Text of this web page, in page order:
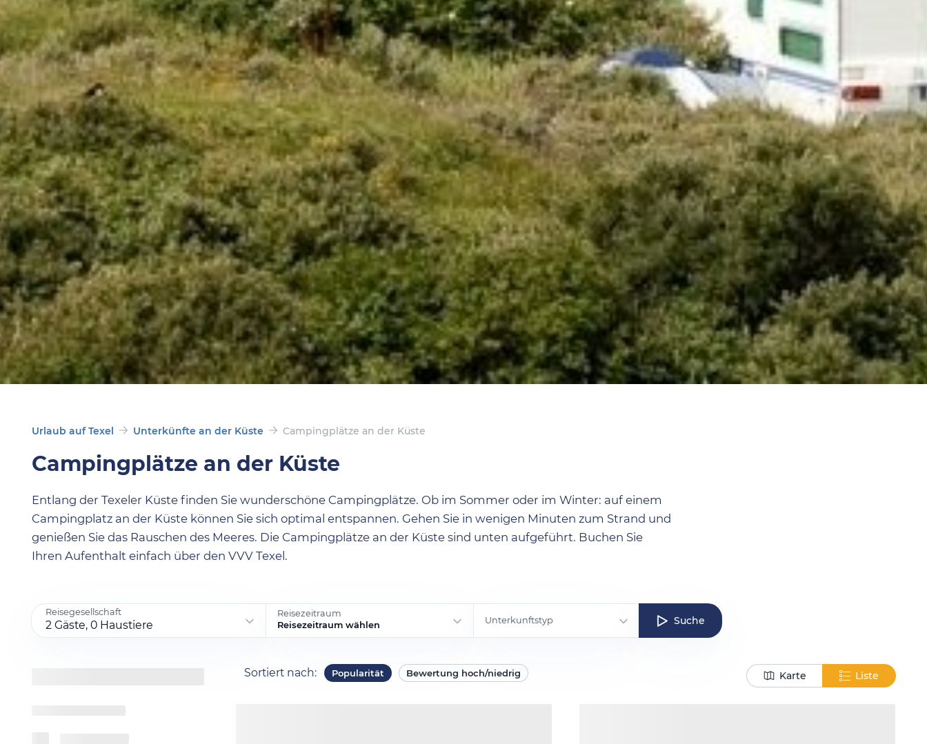
Urlaub auf Texel Unterkünfte an der Küste Campingplätze an der Küste
Campingplätze an der Küste
Entlang der Texeler Küste finden Sie wunderschöne Campingplätze. Ob im Sommer oder im Winter: auf einem
Campingplatz an der Küste können Sie sich optimal entspannen. Gehen Sie in wenigen Minuten zum Strand und
genießen Sie das Rauschen des Meeres. Die Campingplätze an der Küste sind unten aufgeführt. Buchen Sie
Ihren Aufenthalt einfach über den VVV Texel.
Reisegesellschaft
2 Gäste, 0 Haustiere
Reisezeitraum
Reisezeitraum wählen
Unterkunftstyp Suche
Sortiert nach: Popularität Bewertung hoch/niedrig Karte Liste